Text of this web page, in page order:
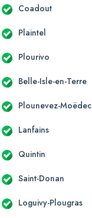
Coadout
Plaintel
Plourivo
Belle-Isle-en-Terre
Plounevez-Moëdec
Lanfains
Quintin
Saint-Donan
Loguivy-Plougras